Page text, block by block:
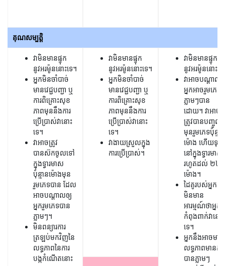
គុណសម្បត្តិ
វាមិនមានផ្ទុក
នូវអរម៉ូននោះទេ។
អ្នកមិនចាំបាច់
មានវេជ្ជបញ្ជា ឬ
ការពិគ្រោះសុខ
ភាពមុននឹងការ
ប្រើប្រាស់វានោះ
ទេ។
វាអាចត្រូវ
បានស៊កចូលទៅ
ក្នុងទ្វារមាស
ប៉ុន្មានម៉ោងមុន
រួមភេទបាន ដែល
អាចបណ្តាលឲ្យ
អ្នករួមភេទបាន
ភ្លាមៗ។
មិនពន្យារការ
ត្រឡប់មកវិញនៃ
លទ្ធភាពនៃការ
បង្កកំណើតនោះ
វាមិនមានផ្ទុក
នូវអរម៉ូននោះទេ។
អ្នកមិនចាំបាច់
មានវេជ្ជបញ្ជា ឬ
ការពិគ្រោះសុខ
ភាពមុននឹងការ
ប្រើប្រាស់វានោះ
ទេ។
វាងាយស្រួលក្នុង
ការប្រើប្រាស់។
វាមិនមានផ្ទុក
នូវអរម៉ូននោះទ
វាអាចបណ្តាលឲ្
អ្នកអាចរួមភេទ
ភ្លាមៗបាន
ដោយ។ វាអាច
ត្រូវបានបញ្ចូល
មុនរួមភេទប៉ុន្មាន
ម៉ោង ហើយទុក
នៅក្នុងទ្វារមាស
រហូតដល់ ២៤
ម៉ោង។
ដៃគូរបស់អ្នកនឹ
មិនមាន
អារម្មណ៍ថាអ្នក
កំពុងពាក់វានោះ
ទេ។
អ្នកនឹងអាចមាន
លទ្ធភាពមានគភ៌
បានភ្លាមៗ